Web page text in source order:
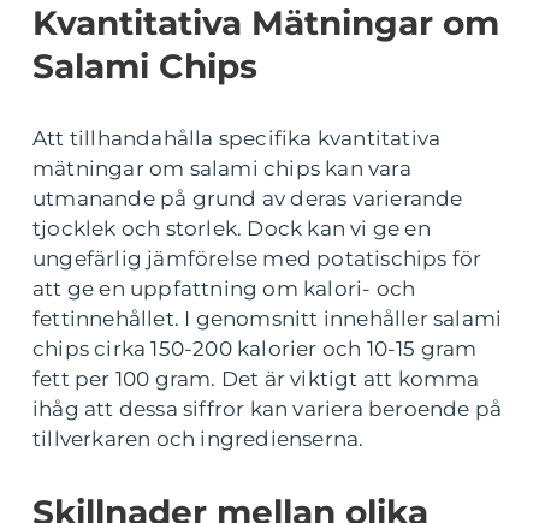
Kvantitativa Mätningar om
Salami Chips
Att tillhandahålla specifika kvantitativa
mätningar om salami chips kan vara
utmanande på grund av deras varierande
tjocklek och storlek. Dock kan vi ge en
ungefärlig jämförelse med potatischips för
att ge en uppfattning om kalori- och
fettinnehållet. I genomsnitt innehåller salami
chips cirka 150-200 kalorier och 10-15 gram
fett per 100 gram. Det är viktigt att komma
ihåg att dessa siffror kan variera beroende på
tillverkaren och ingredienserna.
Skillnader mellan olika